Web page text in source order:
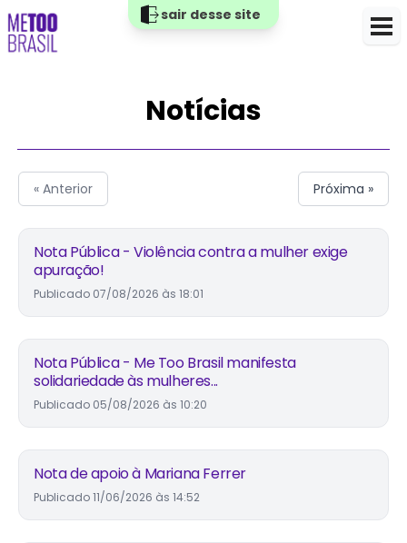
sair desse site
Notícias
« Anterior Próxima »
Nota Pública - Violência contra a mulher exige
apuração!
Publicado 07/08/2026 às 18:01
Nota Pública - Me Too Brasil manifesta
solidariedade às mulheres...
Publicado 05/08/2026 às 10:20
Nota de apoio à Mariana Ferrer
Publicado11/06/2026 às 14:52